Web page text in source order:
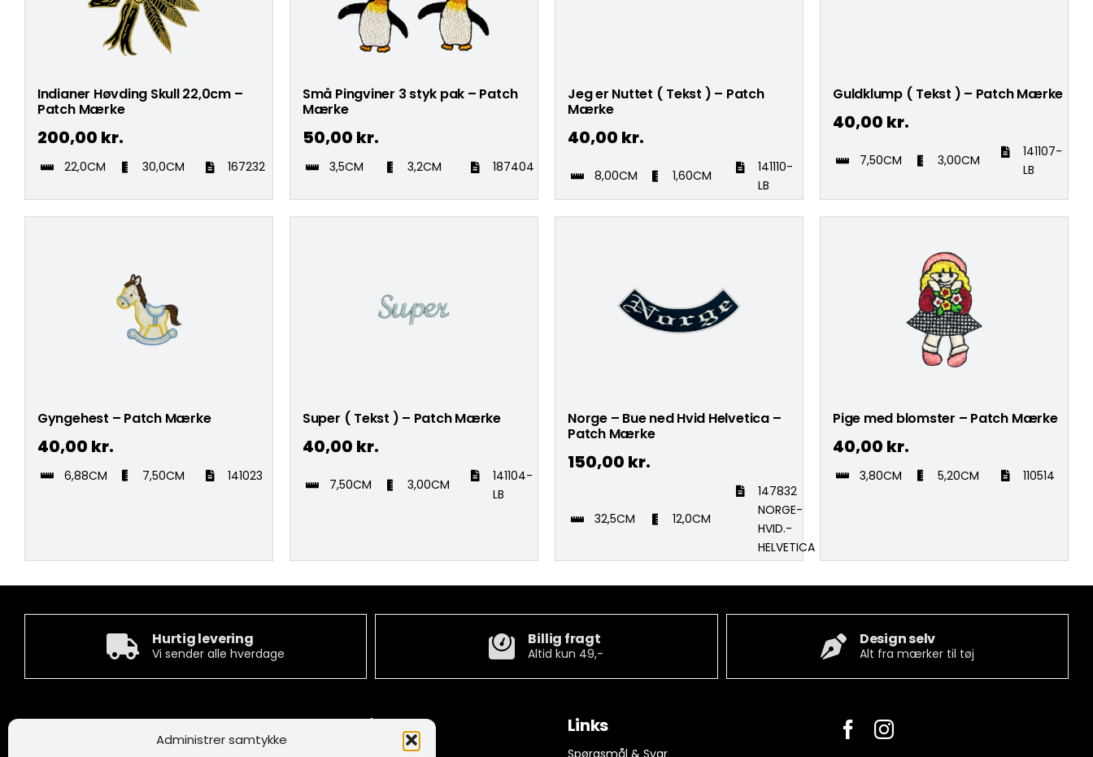
Administrer samtykke
Indianer Høvding Skull 22,0cm –
Patch Mærke
200,00 kr.
22,0CM 30,0CM 167232
Små Pingviner 3 styk pak – Patch
Mærke
50,00 kr.
3,5CM 3,2CM 187404
Jeg er Nuttet ( Tekst ) – Patch
Mærke
40,00 kr.
8,00CM 1,60CM
141110-
LB
Guldklump ( Tekst ) – Patch Mærke
40,00 kr.
7,50CM 3,00CM
141107-
LB
Gyngehest – Patch Mærke
40,00 kr.
6,88CM 7,50CM 141023
Super ( Tekst ) – Patch Mærke
40,00 kr.
7,50CM 3,00CM
141104-
LB
Norge – Bue ned Hvid Helvetica –
Patch Mærke
150,00 kr.
32,5CM 12,0CM
147832
NORGE-
HVID.-
HELVETICA
Pige med blomster – Patch Mærke
40,00 kr.
3,80CM 5,20CM 110514
Hurtig levering
Vi sender alle hverdage
Billig fragt
Altid kun 49,-
Design selv
Alt fra mærker til tøj
Kontakt Information Links